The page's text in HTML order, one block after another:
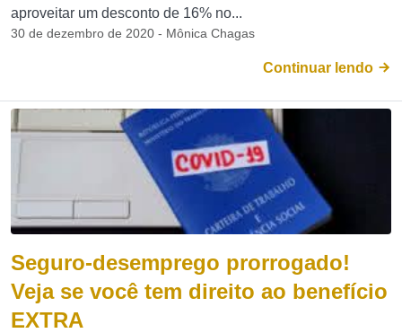
aproveitar um desconto de 16% no...
30 de dezembro de 2020 - Mônica Chagas
Continuar lendo
Seguro-desemprego prorrogado!
Veja se você tem direito ao benefício
EXTRA